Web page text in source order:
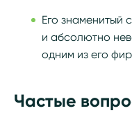
Его знаменитый
и абсолютно
одним из его
Частые